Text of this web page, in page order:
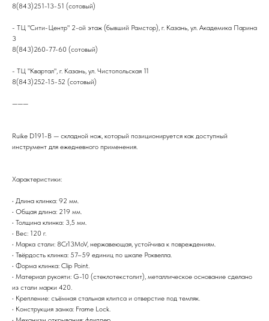
8(843)251-13-51 (сотовый)
- ТЦ "Сити-Центр" 2-ой этаж (бывший Рамстор), г. Казань, ул. Академика Парина
3
8(843)260-77-60 (сотовый)
- ТЦ "Квартал", г. Казань, ул. Чистопольская 11
8(843)252-15-52 (сотовый)
———
Ruike D191-B — складной нож, который позиционируется как доступный
инструмент для ежедневного применения.
Характеристики:
• Длина клинка: 92 мм.
• Общая длина: 219 мм.
• Толщина клинка: 3,5 мм.
• Вес: 120 г.
• Марка стали: 8Cr13MoV, нержавеющая, устойчива к повреждениям.
• Твёрдость клинка: 57–59 единиц по шкале Роквелла.
• Форма клинка: Clip Point.
• Материал рукояти: G-10 (стеклотекстолит), металлическое основание сделано
из стали марки 420.
• Крепление: съёмная стальная клипса и отверстие под темляк.
• Конструкция замка: Frame Lock.